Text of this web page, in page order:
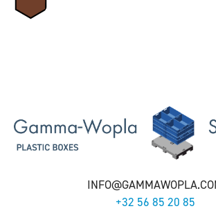
+32 56 85 20 85